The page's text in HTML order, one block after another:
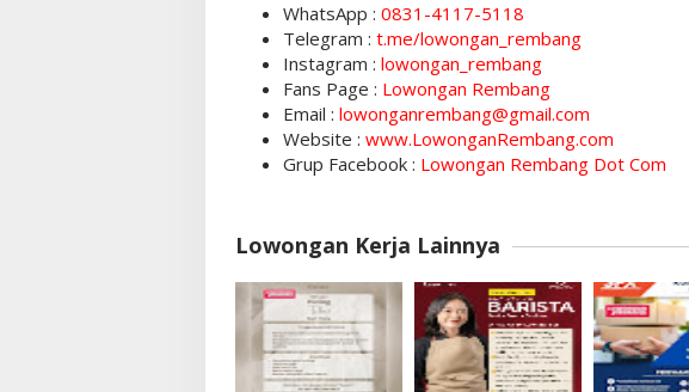
WhatsApp : 0831-4117-5118
Telegram : t.me/lowongan_rembang
Instagram : lowongan_rembang
Fans Page : Lowongan Rembang
Email : lowonganrembang@gmail.com
Website : www.LowonganRembang.com
Grup Facebook : Lowongan Rembang Dot Com
Lowongan Kerja Lainnya